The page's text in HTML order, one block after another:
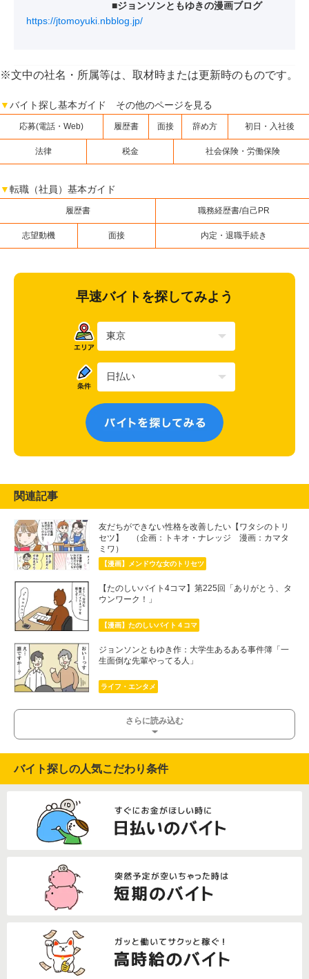
■ジョンソンともゆきの漫画ブログ
https://jtomoyuki.nbblog.jp/
※文中の社名・所属等は、取材時または更新時のものです。
▼バイト探し基本ガイド その他のページを見る
応募(電話・Web) 履歴書 面接 辞め方 初日・入社後
法律 税金 社会保険・労働保険
▼転職（社員）基本ガイド
履歴書 職務経歴書/自己PR
志望動機 面接 内定・退職手続き
早速バイトを探してみよう
関連記事
友だちができない性格を改善したい【ワタシのトリ
セツ】 （企画：トキオ・ナレッジ 漫画：カマタ
ミワ）
【漫画】メンドウな女のトリセツ
【たのしいバイト4コマ】第225回「ありがとう、タ
ウンワーク！」
【漫画】たのしいバイト４コマ
ジョンソンともゆき作：大学生あるある事件簿「一
生面倒な先輩やってる人」
ライフ・エンタメ
さらに読み込む
バイト探しの人気こだわり条件